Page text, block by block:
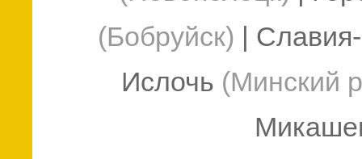
(Бобруйск) |
Ислочь (Минский